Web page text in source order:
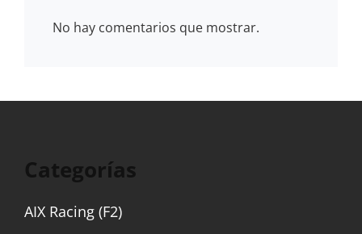
No hay comentarios que mostrar.
Categorías
AIX Racing (F2)